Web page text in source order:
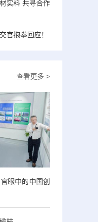
实料 共寻合作
官抱拳回应！
查看更多 >
眼中的中国创